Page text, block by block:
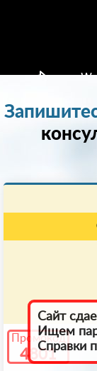
Промокод
4801
Сайт
Ищем
Справки